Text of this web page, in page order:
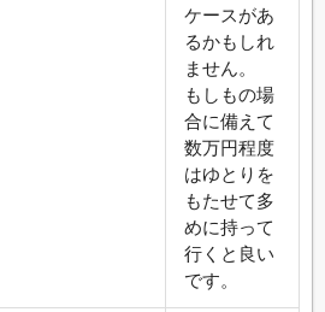
ケースがあ
るかもしれ
ません。
もしもの場
合に備えて
数万円程度
はゆとりを
もたせて多
めに持って
行くと良い
です。